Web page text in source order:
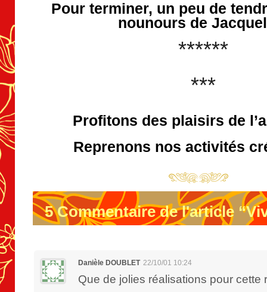
Pour terminer, un peu de
nounours de
******
***
Profitons des plaisirs de
Reprenons nos activités
5Commentaire de l'article
Danièle DOUBLET 22/10/01 10:24
Que de jolies réalisations pour cette